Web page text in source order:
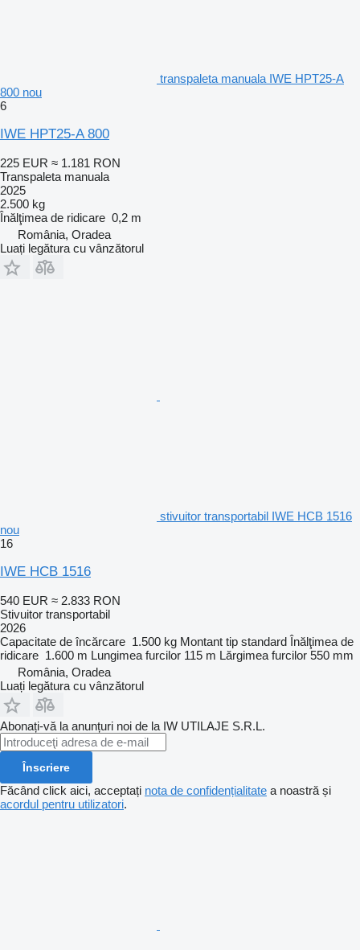
transpaleta manuala IWE HPT25-A
800 nou
6
IWE HPT25-A 800
225 EUR ≈ 1.181 RON
Transpaleta manuala
2025
2.500 kg
Înălţimea de ridicare 0,2 m
România, Oradea
Luați legătura cu vânzătorul
stivuitor transportabil IWE HCB 1516
nou
16
IWE HCB 1516
540 EUR ≈ 2.833 RON
Stivuitor transportabil
2026
Capacitate de încărcare 1.500 kg Montant tip standard Înălţimea de
ridicare 1.600 m Lungimea furcilor 115 m Lărgimea furcilor 550 mm
România, Oradea
Luați legătura cu vânzătorul
Abonați-vă la anunțuri noi de la IW UTILAJE S.R.L.
Înscriere
Făcând click aici, acceptați nota de confidențialitate a noastră și
acordul pentru utilizatori.